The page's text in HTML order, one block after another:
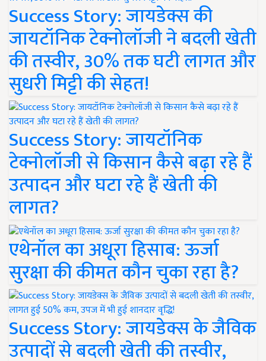
Success Story: जायडेक्स की
जायटॉनिक टेक्नोलॉजी ने बदली खेती
की तस्वीर, 30% तक घटी लागत और
सुधरी मिट्टी की सेहत!
Success Story: जायटॉनिक
टेक्नोलॉजी से किसान कैसे बढ़ा रहे हैं
उत्पादन और घटा रहे हैं खेती की
लागत?
एथेनॉल का अधूरा हिसाब: ऊर्जा
सुरक्षा की कीमत कौन चुका रहा है?
Success Story: जायडेक्स के जैविक
उत्पादों से बदली खेती की तस्वीर,